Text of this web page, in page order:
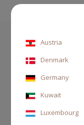
Austria
Denmark
Germany
Kuwait
Luxembourg